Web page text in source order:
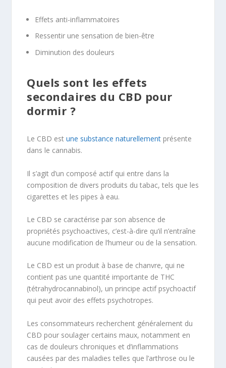
Effets anti-inflammatoires
Ressentir une sensation de bien-être
Diminution des douleurs
Quels sont les effets
secondaires du CBD pour
dormir ?
Le CBD estune substance naturellement présente
dans le cannabis.
Il s’agit d’un composé actif qui entre dans la
composition de divers produits du tabac, tels que les
cigarettes et les pipes à eau.
Le CBD se caractérise par son absence de
propriétés psychoactives, c’est-à-dire qu’il n’entraîne
aucune modification de l’humeur ou de la sensation.
Le CBD est un produit à base de chanvre, qui ne
contient pas une quantité importante de THC
(tétrahydrocannabinol), un principe actif psychoactif
qui peut avoir des effets psychotropes.
Les consommateurs recherchent généralement du
CBD pour soulager certains maux, notamment en
cas de douleurs chroniques et d’inflammations
causées par des maladies telles que l’arthrose ou le